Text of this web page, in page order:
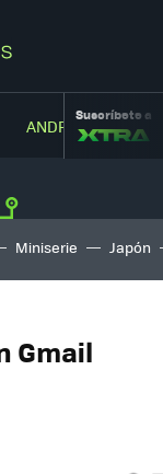
ANDROIDSuscríbete a
Miniserie Japón
Gmail